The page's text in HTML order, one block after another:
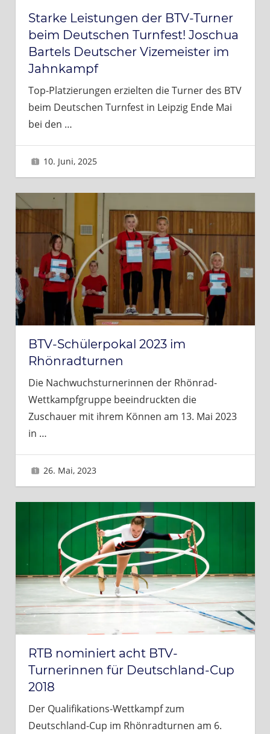
Starke Leistungen der BTV-Turner
beim Deutschen Turnfest! Joschua
Bartels Deutscher Vizemeister im
Jahnkampf
Top-Platzierungen erzielten die Turner des BTV
beim Deutschen Turnfest in Leipzig Ende Mai
bei den …
10. Juni, 2025
BTV-Schülerpokal 2023 im
Rhönradturnen
Die Nachwuchsturnerinnen der Rhönrad-
Wettkampfgruppe beeindruckten die
Zuschauer mit ihrem Können am 13. Mai 2023
in …
26. Mai, 2023
RTB nominiert acht BTV-
Turnerinnen für Deutschland-Cup
2018
Der Qualifikations-Wettkampf zum
Deutschland-Cup im Rhönradturnen am 6.